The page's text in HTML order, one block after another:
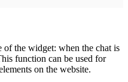
of the widget: when the chat is
function can be used for
on the website.